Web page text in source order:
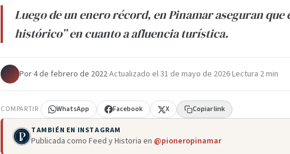
Luego de un enero récord, en Pinamar aseguran que
histórico” en cuanto a afluencia turística.
Por·4 de febrero de 2022·Actualizado el31 de mayo de 2026·Lectura 2 min
COMPARTIR WhatsApp Facebook X Copiar link
TAMBIÉN EN INSTAGRAM
Publicada como Feed y Historia en @pioneropinamar